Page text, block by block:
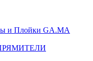
и Плойки GA.MA